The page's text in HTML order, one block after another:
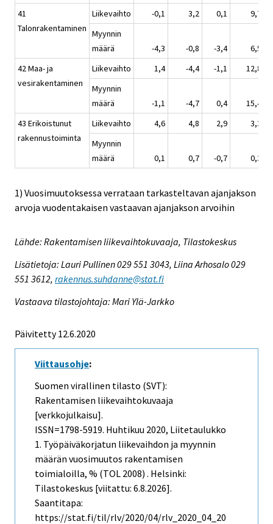
41
Talonrakentaminen
Liikevaihto -0,1 3,2 0,1
9,7
Myynnin
määrä
-4,3 -0,8 -3,4
6,5
42 Maa- ja
vesirakentaminen
Liikevaihto 1,4 -4,4 -1,1
12,8
Myynnin
määrä
-1,1 -4,7 0,4
15,4
43 Erikoistunut
rakennustoiminta
Liikevaihto 4,6 4,8 2,9
3,3
Myynnin
määrä
0,1 0,7 -0,7 0,3
1) Vuosimuutoksessa verrataan tarkasteltavan ajanjakson
arvoja vuodentakaisen vastaavan ajanjakson arvoihin
Lähde: Rakentamisen liikevaihtokuvaaja, Tilastokeskus
Lisätietoja: Lauri Pullinen 029 551 3043, Liina Arhosalo 029
551 3612, rakennus.suhdanne@stat.fi
Vastaava tilastojohtaja: Mari Ylä-Jarkko
Päivitetty 12.6.2020
Viittausohje:
Suomen virallinen tilasto (SVT):
Rakentamisen liikevaihtokuvaaja
[verkkojulkaisu].
ISSN=1798-5919. Huhtikuu 2020, Liitetaulukko
1. Työpäiväkorjatun liikevaihdon ja myynnin
määrän vuosimuutos rakentamisen
toimialoilla, % (TOL 2008) . Helsinki:
Tilastokeskus [viitattu: 6.8.2026].
Saantitapa:
https://stat.fi/til/rlv/2020/04/rlv_2020_04_20